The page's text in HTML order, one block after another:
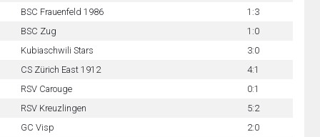
BSC Frauenfeld 1986
1:3
BSC Zug
1:0
Kubiaschwili Stars
3:0
CS Zürich East 1912
4:1
RSV Carouge
0:1
RSV Kreuzlingen
5:2
GC Visp
2:0